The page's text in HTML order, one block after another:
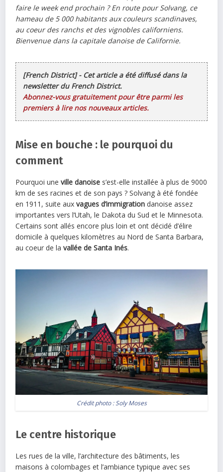
faire le week end prochain ? En route pour Solvang, ce
hameau de 5 000 habitants aux couleurs scandinaves,
au coeur des ranchs et des vignobles californiens.
Bienvenue dans la capitale danoise de Californie.
[French District] - Cet article a été diffusé dans la
newsletter du French District.
Abonnez-vous gratuitement pour être parmi les
premiers à lire nos nouveaux articles.
Mise en bouche : le pourquoi du
comment
Pourquoi uneville danoise s’est-elle installée à plus de 9000
km de ses racines et de son pays ? Solvang à été fondée
en 1911, suite auxvagues d’immigration danoise assez
importantes vers l’Utah, le Dakota du Sud et le Minnesota.
Certains sont allés encore plus loin et ont décidé d’élire
domicile à quelques kilomètres au Nord de Santa Barbara,
au coeur de lavallée de Santa Inés.
Crédit photo :Soly Moses
Le centre historique
Les rues de la ville, l’architecture des bâtiments, les
maisons à colombages et l’ambiance typique avec ses